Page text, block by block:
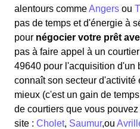
alentours commeAngers ou
pas de temps et d'énergie à
pour négocier votre prêt
pas à faire appel à un
49640 pour l'acquisition d'un
connaît son secteur d'activité
mieux (c'est un gain de
de courtiers que vous
site : Cholet, Saumur,ou